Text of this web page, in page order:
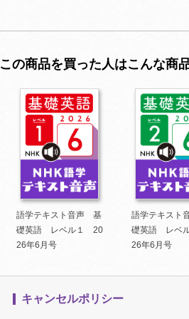
この商品を買った人はこんな商
語学テキスト音声 基
礎英語 レベル１ 20
26年6月号
語学テキスト
礎英語 レベ
26年6月号
キャンセルポリシー